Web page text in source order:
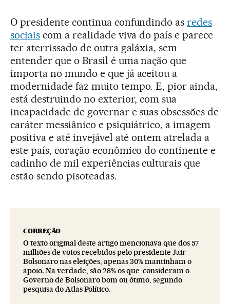
O presidente continua confundindo asredes
sociaiscom a realidade viva do país e parece
ter aterrissado de outra galáxia, sem
entender que o Brasil é uma nação que
importa no mundo e que já aceitou a
modernidade faz muito tempo. E, pior ainda,
está destruindo no exterior, com sua
incapacidade de governar e suas obsessões de
caráter messiânico e psiquiátrico, a imagem
positiva e até invejável até ontem atrelada a
este país, coração econômico do continente e
cadinho de mil experiências culturais que
estão sendo pisoteadas.
CORREÇÃO
O texto original deste artigo mencionava que dos 57
milhões de votos recebidos pelo presidente Jair
Bolsonaro nas eleições, apenas 30% mantinham o
apoio. Na verdade, são 28% os que consideram o
Governo de Bolsonaro bom ou ótimo, segundo
pesquisa do Atlas Político.